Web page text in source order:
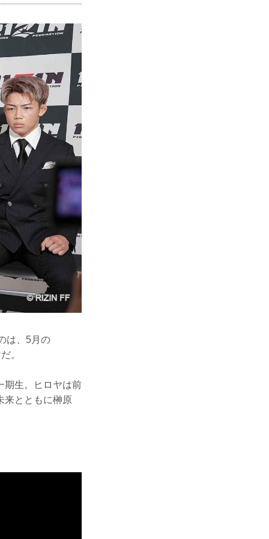
は、5月の
。
期生。ヒロヤは前
来とともに榊原